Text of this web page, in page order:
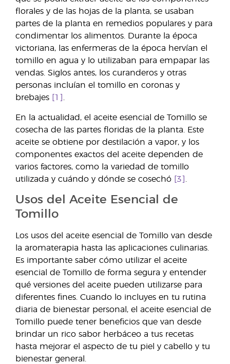
florales y de las hojas de la planta, se usaban
partes de la planta en remedios populares y para
condimentar los alimentos. Durante la época
victoriana, las enfermeras de la época hervían el
tomillo en agua y lo utilizaban para empapar las
vendas. Siglos antes, los curanderos y otras
personas incluían el tomillo en coronas y
brebajes
[1] .
En la actualidad, el aceite esencial de Tomillo se
cosecha de las partes floridas de la planta. Este
aceite se obtiene por destilación a vapor, y los
componentes exactos del aceite dependen de
varios factores, como la variedad de tomillo
utilizada y cuándo y dónde se cosechó
[3] .
Usos del Aceite Esencial de
Tomillo
Los usos del aceite esencial de Tomillo van desde
la aromaterapia hasta las aplicaciones culinarias.
Es importante saber cómo utilizar el aceite
esencial de Tomillo de forma segura y entender
qué versiones del aceite pueden utilizarse para
diferentes fines. Cuando lo incluyes en tu rutina
diaria de bienestar personal, el aceite esencial de
Tomillo puede tener beneficios que van desde
brindar un rico sabor herbáceo a tus recetas
hasta mejorar el aspecto de tu piel y cabello y tu
bienestar general.